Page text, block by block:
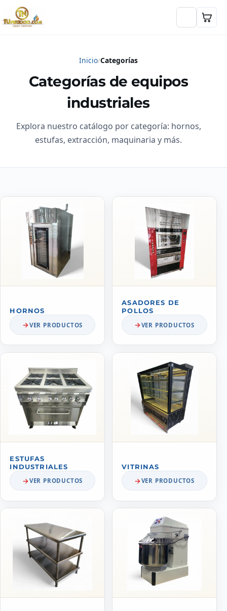
Inicio Categorías
Categorías de equipos
industriales
Explora nuestro catálogo por categoría: hornos,
estufas, extracción, maquinaria y más.
HORNOS
VER PRODUCTOS
ASADORES DE
POLLOS
VER PRODUCTOS
ESTUFAS
INDUSTRIALES
VER PRODUCTOS
VITRINAS
VER PRODUCTOS